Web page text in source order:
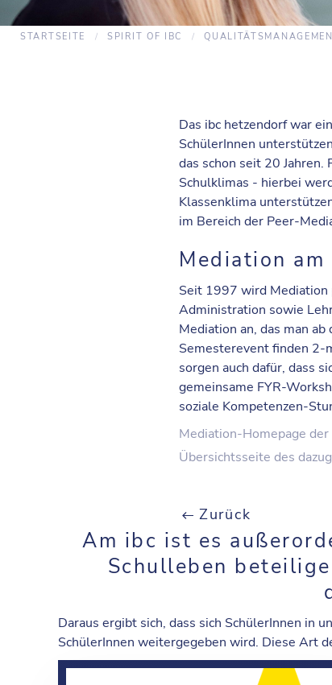
STARTSEITE SPIRIT OF IBC
Das ibc hetzendorf war
SchülerInnen
das schon seit 20
Schulklimas - hierbei
Klassenklima
im Bereich der Peer-
Mediation am
Seit 1997 wird Mediation
Administration sowie
Mediation an, das man
Semesterevent finden 2-
sorgen auch dafür, dass
gemeinsame FYR-
soziale Kompetenzen-
Mediation-Homepage der
Übersichtsseite des
Zurück
Am ibc ist es
Schulleben
Daraus ergibt sich, dass sich SchülerInnen in
SchülerInnen weitergegeben wird. Diese Art